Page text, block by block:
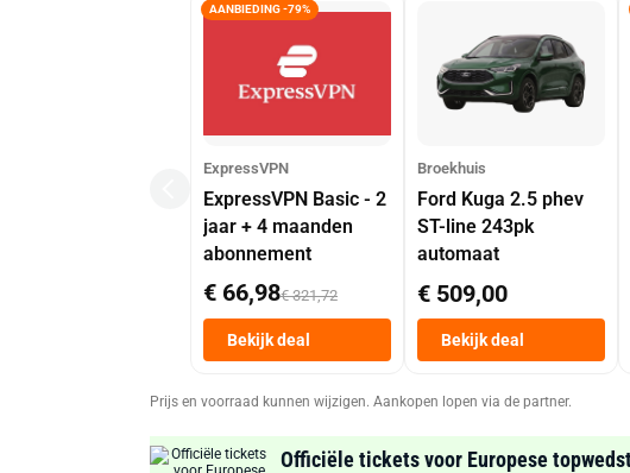
AANBIEDING -79%
ExpressVPN
ExpressVPN Basic - 2
jaar + 4 maanden
abonnement
€ 66,98€ 321,72
Bekijk deal
Broekhuis
Ford Kuga 2.5 phev
ST-line 243pk
automaat
€ 509,00
Bekijk deal
Prijs en voorraad kunnen wijzigen. Aankopen lopen via de partner.
Officiële tickets voor Europese